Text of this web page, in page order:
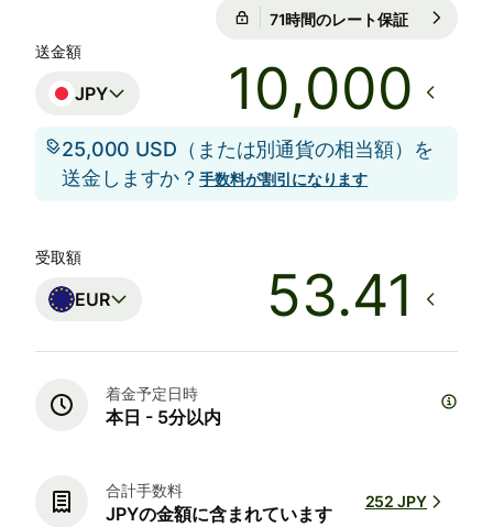
71時間のレート保証
送金額
JPY
25,000 USD（または別通貨の相当額）を
送金しますか？手数料が割引になります
受取額
EUR
着金予定日時
本日 - 5分以内
合計手数料
JPYの金額に含まれています
252 JPY